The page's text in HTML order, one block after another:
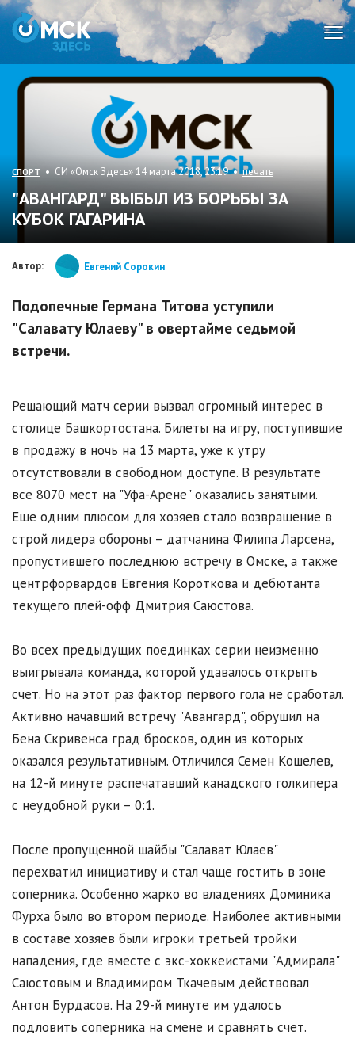
СПОРТ • СИ «Омск Здесь» 14 марта 2018, 23:19 •печать
"АВАНГАРД" ВЫБЫЛ ИЗ БОРЬБЫ ЗА
КУБОК ГАГАРИНА
Автор: Евгений Сорокин
Подопечные Германа Титова уступили
"Салавату Юлаеву" в овертайме седьмой
встречи.
Решающий матч серии вызвал огромный интерес в
столице Башкортостана. Билеты на игру, поступившие
в продажу в ночь на 13 марта, уже к утру
отсутствовали в свободном доступе. В результате
все 8070 мест на "Уфа-Арене" оказались занятыми.
Еще одним плюсом для хозяев стало возвращение в
строй лидера обороны – датчанина Филипа Ларсена,
пропустившего последнюю встречу в Омске, а также
центрфорвардов Евгения Короткова и дебютанта
текущего плей-офф Дмитрия Саюстова.
Во всех предыдущих поединках серии неизменно
выигрывала команда, которой удавалось открыть
счет. Но на этот раз фактор первого гола не сработал.
Активно начавший встречу "Авангард", обрушил на
Бена Скривенса град бросков, один из которых
оказался результативным. Отличился Семен Кошелев,
на 12-й минуте распечатавший канадского голкипера
с неудобной руки – 0:1.
После пропущенной шайбы "Салават Юлаев"
перехватил инициативу и стал чаще гостить в зоне
соперника. Особенно жарко во владениях Доминика
Фурха было во втором периоде. Наиболее активными
в составе хозяев были игроки третьей тройки
нападения, где вместе с экс-хоккеистами "Адмирала"
Саюстовым и Владимиром Ткачевым действовал
Антон Бурдасов. На 29-й минуте им удалось
подловить соперника на смене и сравнять счет.